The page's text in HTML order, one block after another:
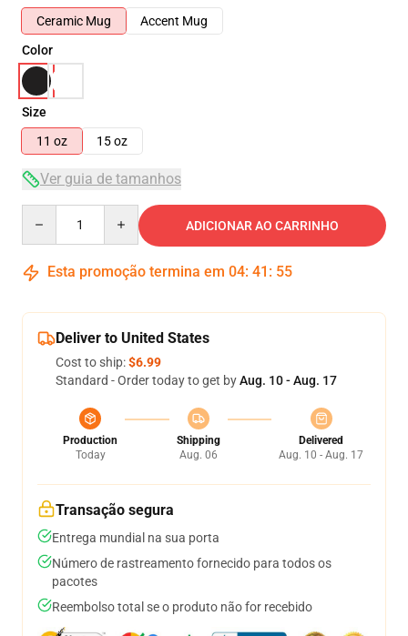
Ceramic Mug
Accent Mug
Color
Size
11 oz
15 oz
Ver guia de tamanhos
ADICIONAR AO CARRINHO
Esta promoção termina em 04: 41 : 54
Deliver to United States
Cost to ship:$6.99
Standard - Order today to get byAug. 10 - Aug. 17
Production
Today
Shipping
Aug. 06
Delivered
Aug. 10 - Aug. 17
Transação segura
Entrega mundial na sua porta
Número de rastreamento fornecido para todos os
pacotes
Reembolso total se o produto não for recebido